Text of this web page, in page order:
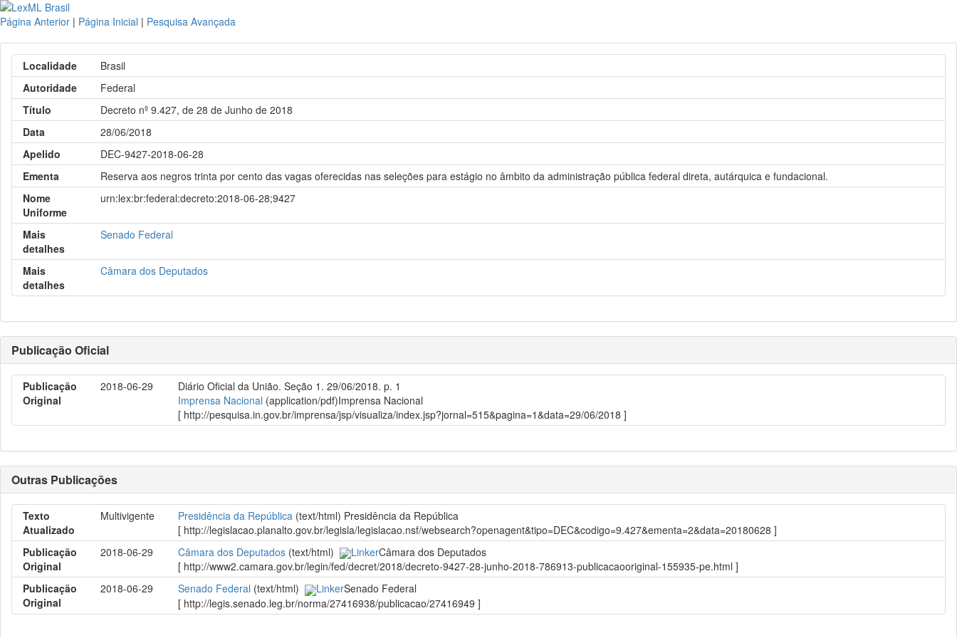
Página Anterior | Página Inicial | Pesquisa Avançada
Localidade
Brasil
Autoridade
Federal
Título
Decreto nº 9.427, de 28 de Junho de 2018
Data
28/06/2018
Apelido
DEC-9427-2018-06-28
Ementa
Reserva aos negros trinta por cento das vagas oferecidas nas seleções para estágio no âmbito da administração pública federal direta, autárquica e fundacional.
Nome
Uniforme
urn:lex:br:federal:decreto:2018-06-28;9427
Mais
detalhes
Senado Federal
Mais
detalhes
Câmara dos Deputados
Publicação Oficial
Publicação
Original
2018-06-29
Diário Oficial da União. Seção 1. 29/06/2018. p. 1
Imprensa Nacional (application/pdf)Imprensa Nacional
[ http://pesquisa.in.gov.br/imprensa/jsp/visualiza/index.jsp?jornal=515&pagina=1&data=29/06/2018 ]
Outras Publicações
Texto
Atualizado
Multivigente Presidência da República (text/html) Presidência da República
[ http://legislacao.planalto.gov.br/legisla/legislacao.nsf/websearch?openagent&tipo=DEC&codigo=9.427&ementa=2&data=20180628 ]
Publicação
Original
2018-06-29 Câmara dos Deputados (text/html) LinkerCâmara dos Deputados
[ http://www2.camara.gov.br/legin/fed/decret/2018/decreto-9427-28-junho-2018-786913-publicacaooriginal-155935-pe.html ]
Publicação
Original
2018-06-29 Senado Federal (text/html) LinkerSenado Federal
[ http://legis.senado.leg.br/norma/27416938/publicacao/27416949 ]